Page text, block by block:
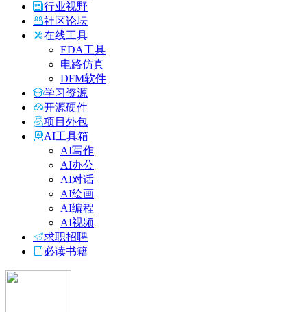
行业视野
社区论坛
在线工具
EDA工具
电路仿真
DFM软件
学习资源
开源硬件
项目外包
AI工具箱
AI写作
AI办公
AI对话
AI绘画
AI编程
AI视频
求职招聘
必读书籍